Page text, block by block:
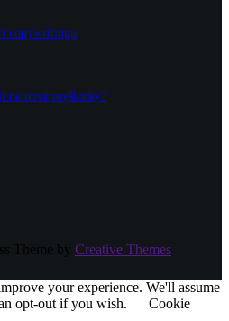
copywritingu
na nové myšlenky?
Theme by Creative Themes
your experience. We'll assume
opt-out if you wish.
Cookie